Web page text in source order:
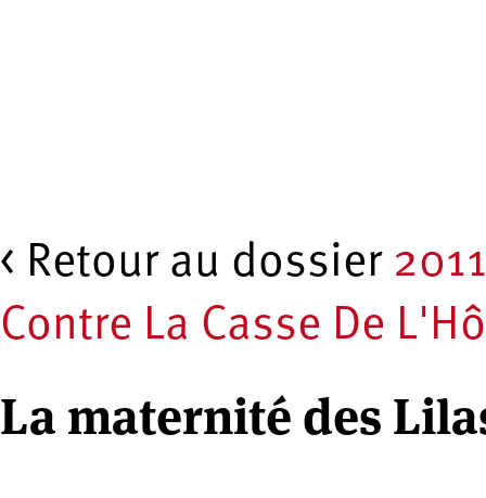
< Retour au dossier
Contre La Casse De
La maternité des